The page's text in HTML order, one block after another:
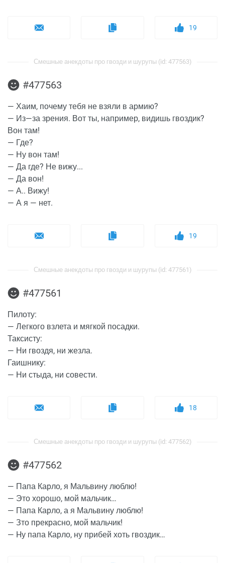
19
Смешные анекдоты про гвозди и шурупы (id: 477563)
#477563
— Хаим, почему тебя не взяли в армию?
— Из—за зрения. Вот ты, например, видишь гвоздик?
Вон там!
— Где?
— Ну вон там!
— Да где? Не вижу...
— Да вон!
— А.. Вижу!
— А я — нет.
19
Смешные анекдоты про гвозди и шурупы (id: 477561)
#477561
Пилоту:
— Легкого взлета и мягкой посадки.
Таксисту:
— Ни гвоздя, ни жезла.
Гаишнику:
— Ни стыда, ни совести.
18
Смешные анекдоты про гвозди и шурупы (id: 477562)
#477562
— Папа Каpло, я Мальвину люблю!
— Это хорошо, мой мальчик…
— Папа Каpло, а я Мальвину люблю!
— Зто пpекpасно, мой мальчик!
— Hу папа Каpло, ну прибей хоть гвоздик…